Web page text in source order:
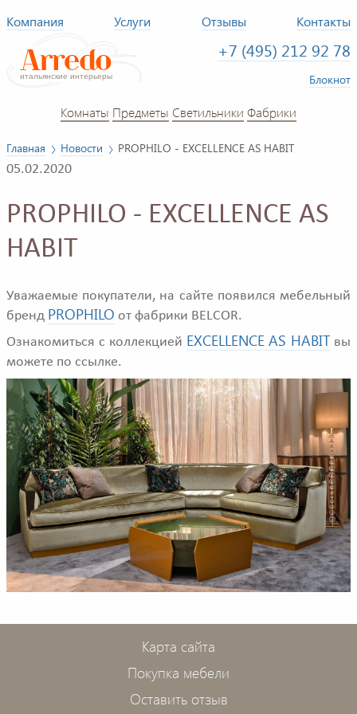
Компания Услуги Отзывы Контакты
+7 (495) 212 92 78
Блокнот
Комнаты Предметы Светильники Фабрики
Главная Новости
PROPHILO - EXCELLENCE AS HABIT
05.02.2020
PROPHILO - EXCELLENCE AS
HABIT
Уважаемые покупатели, на сайте появился мебельный
бренд PROPHILO от фабрики BELCOR.
Ознакомиться с коллекцией EXCELLENCE AS HABIT вы
можете по ссылке.
Карта сайта
Покупка мебели
Оставить отзыв